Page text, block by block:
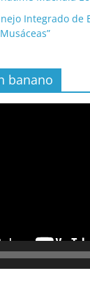
Integrado de
banano